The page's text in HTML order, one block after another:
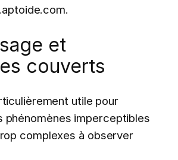
et
couverts
utile pour
phénomènes imperceptibles
complexes à observer